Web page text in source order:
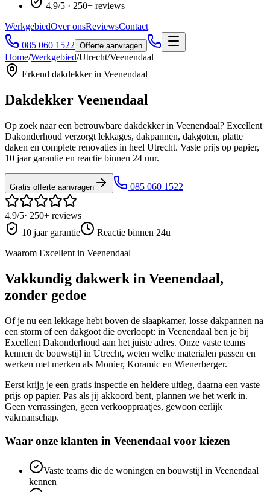
4.9/5 · 250+ reviews
WerkgebiedOver onsReviewsContact
085 060 1522 Offerte aanvragen
Home/Werkgebied/Utrecht/Veenendaal
Erkend dakdekker in Veenendaal
Dakdekker Veenendaal
Op zoek naar een betrouwbare dakdekker in Veenendaal? Excellent
Dakonderhoud verzorgt lekkages, dakpannen, dakgoten, platte
daken en complete renovaties in heel Utrecht. Vaste prijs op papier,
10 jaar garantie en reactie binnen 24 uur.
Gratis offerte aanvragen 085 060 1522
4.9/5· 250+ reviews
10 jaar garantie
Reactie binnen 24u
Waarom Excellent in Veenendaal
Vakkundig dakwerk in Veenendaal ,
zonder gedoe
Of je nu een lekkage hebt boven de slaapkamer, losse dakpannen na
een storm of een dakgoot die overloopt: in Veenendaal ben je bij
Excellent Dakonderhoud aan het juiste adres. Onze vaste teams
kennen de bouwstijl in Utrecht, weten welke materialen passen en
werken met merken als Monier, Koramic en Wienerberger.
Eerst krijg je een gratis inspectie en heldere uitleg, daarna een vaste
prijs op papier. Pas als jij akkoord bent, plannen we het werk in.
Geen verrassingen, geen verkooppraatjes, gewoon eerlijk
vakmanschap.
Waar onze klanten in Veenendaal voor kiezen
Vaste teams die de woningen en bouwstijl in Veenendaal
kennen